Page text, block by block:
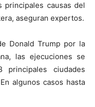
principales causas del
aseguran expertos.
Donald Trump por la
las ejecuciones se
ciudades
algunos casos hasta